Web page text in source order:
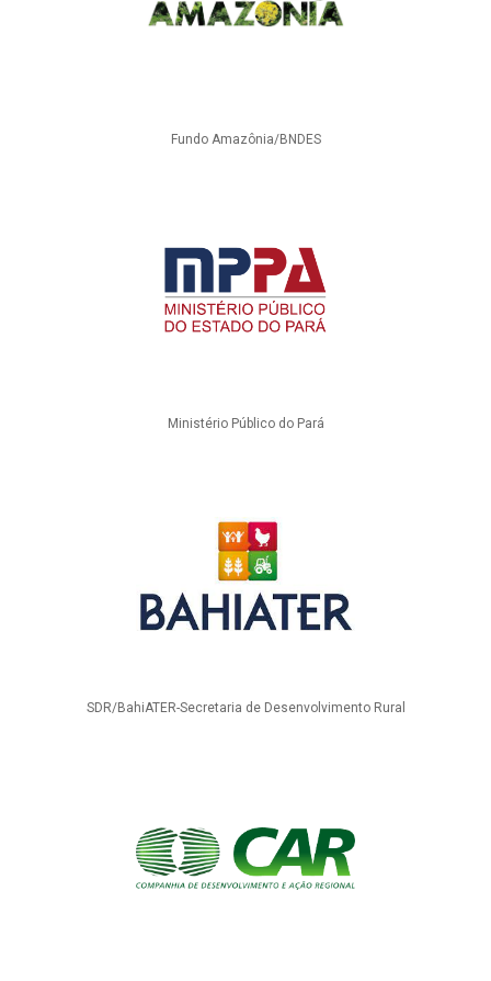
Fundo Amazônia/BNDES
Ministério Público do Pará
SDR/BahiATER-Secretaria de Desenvolvimento Rural